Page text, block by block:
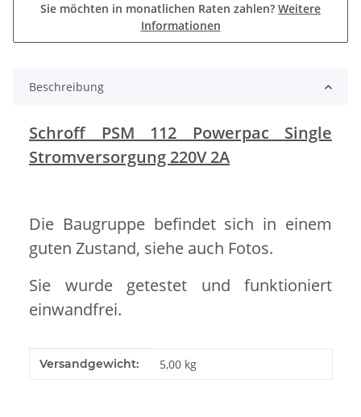
Sie möchten in monatlichen Raten zahlen? Weitere
Informationen
Beschreibung
Schroff PSM 112 Powerpac Single
Stromversorgung 220V 2A
Die Baugruppe befindet sich in einem
guten Zustand, siehe auch Fotos.
Sie wurde getestet und funktioniert
einwandfrei.
Produkteigenschaft
Wert
Versandgewicht: 5,00 kg